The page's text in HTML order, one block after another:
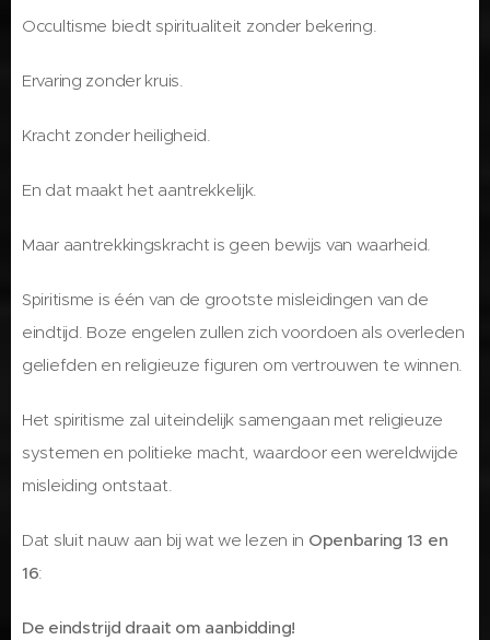
Occultisme biedt spiritualiteit zonder bekering.
Ervaring zonder kruis.
Kracht zonder heiligheid.
En dat maakt het aantrekkelijk.
Maar aantrekkingskracht is geen bewijs van waarheid.
Spiritisme is één van de grootste misleidingen van de
eindtijd. Boze engelen zullen zich voordoen als overleden
geliefden en religieuze figuren om vertrouwen te winnen.
Het spiritisme zal uiteindelijk samengaan met religieuze
systemen en politieke macht, waardoor een wereldwijde
misleiding ontstaat.
Dat sluit nauw aan bij wat we lezen in Openbaring 13 en
16:
De eindstrijd draait om aanbidding!